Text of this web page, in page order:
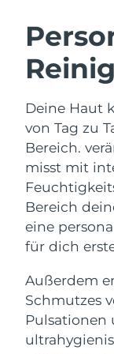
Deine Haut
von Tag zu
Bereich.
misst mit
Bereich
eine
für dich
Außerdem
Schmutzes
Pulsationen
FAQ™
Anti-aging
Österreich
Bahrain
Belgien
Bermuda
Bosnien und
Herzegowina
Brunei
Bulgarien
Kanada